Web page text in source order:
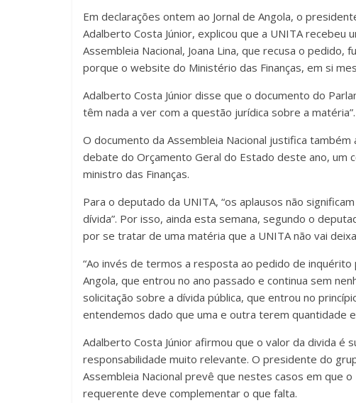
Em declarações ontem ao Jornal de Angola, o
Adalberto Costa Júnior, explicou que a UNITA
Assembleia Nacional, Joana Lina, que recusa o
porque o website do Ministério das Finanças, em si
Adalberto Costa Júnior disse que o documento do
têm nada a ver com a questão jurídica sobre a matéria”.
O documento da Assembleia Nacional justifica
debate do Orçamento Geral do Estado deste ano, um
ministro das Finanças.
Para o deputado da UNITA, “os aplausos não
dívida”. Por isso, ainda esta semana, segundo o
por se tratar de uma matéria que a UNITA não vai
“Ao invés de termos a resposta ao pedido de
Angola, que entrou no ano passado e continua sem
solicitação sobre a dívida pública, que entrou no
entendemos dado que uma e outra terem quantidade
Adalberto Costa Júnior afirmou que o valor da divida é
responsabilidade muito relevante. O presidente do
Assembleia Nacional prevê que nestes casos em que
requerente deve complementar o que falta.